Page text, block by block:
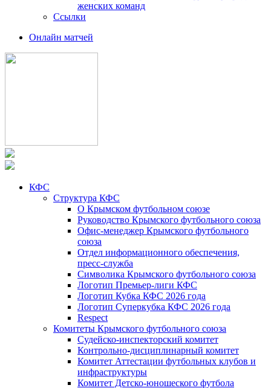
женских команд
Ссылки
Онлайн матчей
КФС
Структура КФС
О Крымском футбольном союзе
Руководство Крымского футбольного союза
Офис-менеджер Крымского футбольного
союза
Отдел информационного обеспечения,
пресс-служба
Символика Крымского футбольного союза
Логотип Премьер-лиги КФС
Логотип Кубка КФС 2026 года
Логотип Суперкубка КФС 2026 года
Respect
Комитеты Крымского футбольного союза
Судейско-инспекторский комитет
Контрольно-дисциплинарный комитет
Комитет Аттестации футбольных клубов и
инфраструктуры
Комитет Детско-юношеского футбола